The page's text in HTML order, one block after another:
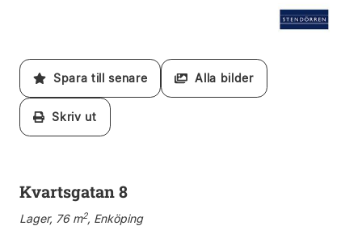
Spara till senare Alla bilder
Skriv ut
Kvartsgatan 8
Lager, 76 m2, Enköping